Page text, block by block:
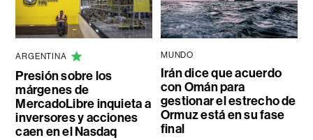
ARGENTINA
Presión sobre los
márgenes de
MercadoLibre inquieta a
inversores y acciones
caen en el Nasdaq
MUNDO
Irán dice que acuerdo
con Omán para
gestionar el estrecho de
Ormuz está en su fase
final